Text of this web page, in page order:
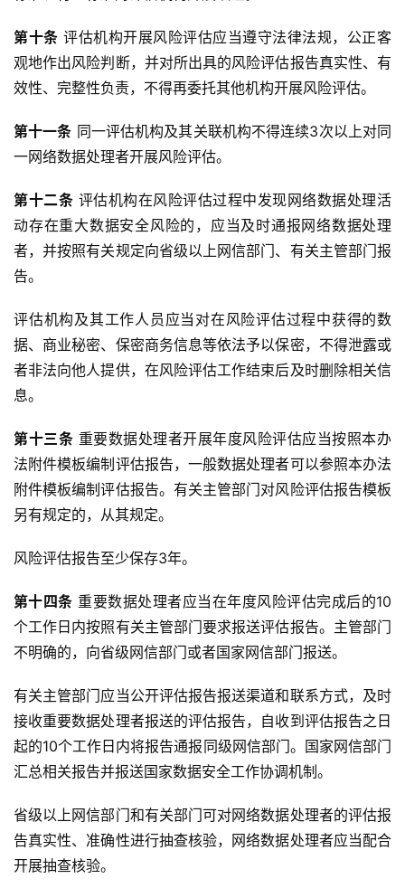
第十条 评估机构开展风险评估应当遵守法律法规，公正客
观地作出风险判断，并对所出具的风险评估报告真实性、有
效性、完整性负责，不得再委托其他机构开展风险评估。
第十一条 同一评估机构及其关联机构不得连续3次以上对同
一网络数据处理者开展风险评估。
第十二条 评估机构在风险评估过程中发现网络数据处理活
动存在重大数据安全风险的，应当及时通报网络数据处理
者，并按照有关规定向省级以上网信部门、有关主管部门报
告。
评估机构及其工作人员应当对在风险评估过程中获得的数
据、商业秘密、保密商务信息等依法予以保密，不得泄露或
者非法向他人提供，在风险评估工作结束后及时删除相关信
息。
第十三条 重要数据处理者开展年度风险评估应当按照本办
法附件模板编制评估报告，一般数据处理者可以参照本办法
附件模板编制评估报告。有关主管部门对风险评估报告模板
另有规定的，从其规定。
风险评估报告至少保存3年。
第十四条 重要数据处理者应当在年度风险评估完成后的10
个工作日内按照有关主管部门要求报送评估报告。主管部门
不明确的，向省级网信部门或者国家网信部门报送。
有关主管部门应当公开评估报告报送渠道和联系方式，及时
接收重要数据处理者报送的评估报告，自收到评估报告之日
起的10个工作日内将报告通报同级网信部门。国家网信部门
汇总相关报告并报送国家数据安全工作协调机制。
省级以上网信部门和有关部门可对网络数据处理者的评估报
告真实性、准确性进行抽查核验，网络数据处理者应当配合
开展抽查核验。